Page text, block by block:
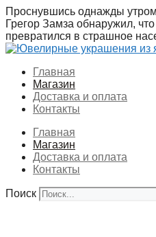
Перейти
к
содержимому
Проснувшись однажды
Грегор Замза обнаружил,
превратился в страшное
Главная
Магазин
Доставка и оплата
Контакты
Главная
Магазин
Доставка и оплата
Контакты
Поиск